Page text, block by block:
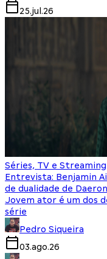
25.jul.26
Séries, TV e Streaming
Entrevista: Benjamin
de dualidade de
Jovem ator é um dos
série
Pedro Siqueira
03.ago.26